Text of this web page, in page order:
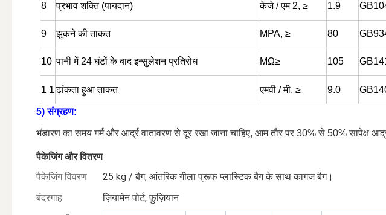
8 प्रभाव शक्ति (पायदान) केजे / एम 2, ≥ 1.9
9 झुकने की ताकत MPA, ≥ 80
10 पानी में 24 घंटों के बाद इन्सुलेशन प्रतिरोध MΩ≥ 105
1 1 ढांकता हुआ ताकत एमवी / मी, ≥ 9.0
5) संग्रहण:
भंडारण का समय गर्म और आर्द्र वातावरण से दूर रखा जाना चाहिए, आम तौर पर 30% से 50% सापेक्ष
पैकेजिंग और वितरण
पैकेजिंग विवरण
25 kg / बैग, आंतरिक गीला प्रूफ प्लास्टिक बैग के साथ कागज बैग।
बंदरगाह
ज़ियामेन पोर्ट, फ़ुज़ियान